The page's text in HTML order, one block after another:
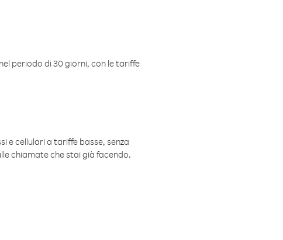
periodo di 30 giorni, con le tariffe
e cellulari a tariffe basse, senza
chiamate che stai già facendo.